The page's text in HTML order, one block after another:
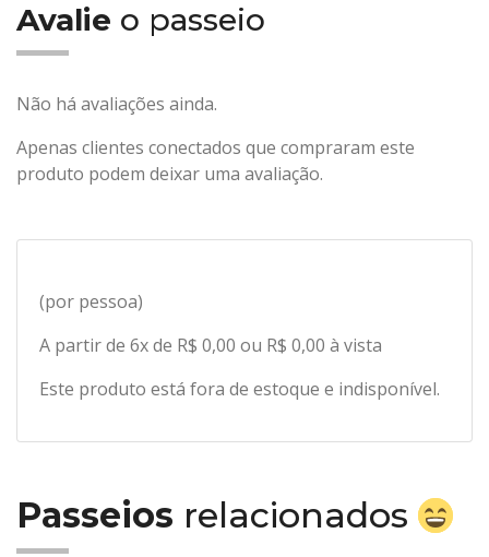
Avalie o passeio
Não há avaliações ainda.
Apenas clientes conectados que compraram este
produto podem deixar uma avaliação.
(por pessoa)
A partir de 6x de R$ 0,00 ou R$ 0,00 à vista
Este produto está fora de estoque e indisponível.
Passeios relacionados